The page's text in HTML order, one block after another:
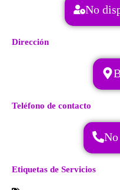
No
Dirección
Teléfono de contacto
Etiquetas de Servicios